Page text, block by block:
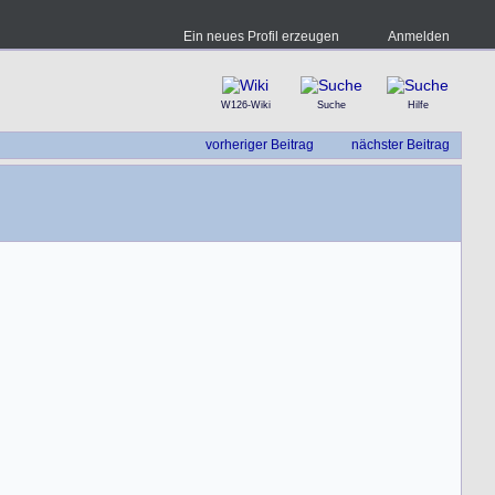
Ein neues Profil erzeugen Anmelden
W126-Wiki Suche Hilfe
vorheriger Beitrag nächster Beitrag